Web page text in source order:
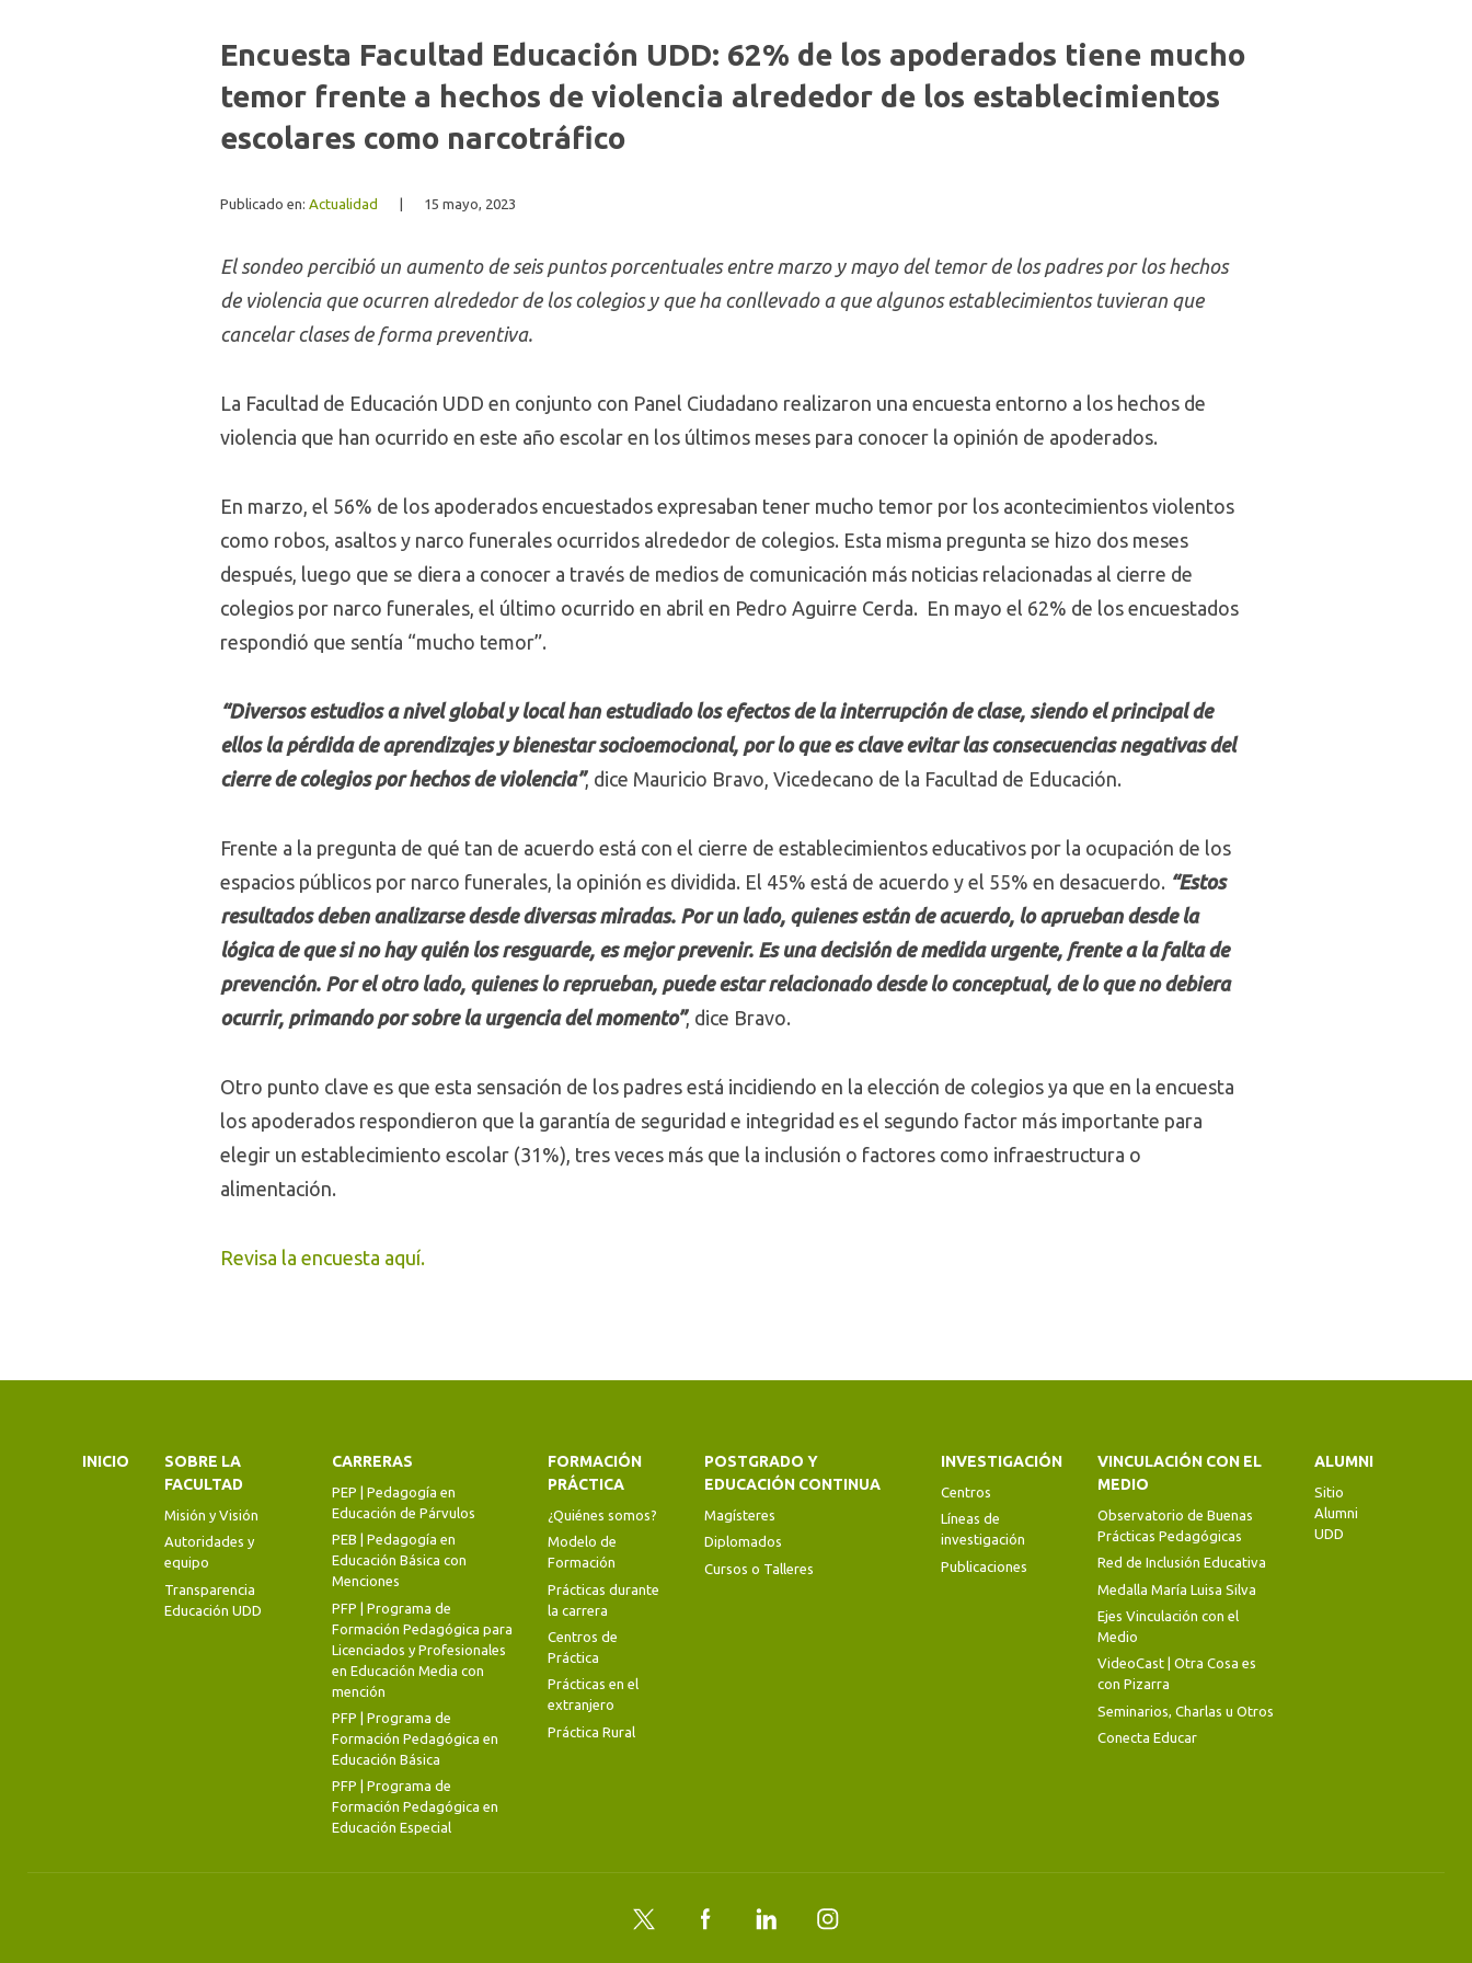
Encuesta Facultad Educación UDD: 62% de los apoderados tiene mucho
temor frente a hechos de violencia alrededor de los establecimientos
escolares como narcotráfico
Publicado en: Actualidad 15 mayo, 2023
El sondeo percibió un aumento de seis puntos porcentuales entre marzo y mayo del temor de los padres por los hechos
de violencia que ocurren alrededor de los colegios y que ha conllevado a que algunos establecimientos tuvieran que
cancelar clases de forma preventiva.
La Facultad de Educación UDD en conjunto con Panel Ciudadano realizaron una encuesta entorno a los hechos de
violencia que han ocurrido en este año escolar en los últimos meses para conocer la opinión de apoderados.
En marzo, el 56% de los apoderados encuestados expresaban tener mucho temor por los acontecimientos violentos
como robos, asaltos y narco funerales ocurridos alrededor de colegios. Esta misma pregunta se hizo dos meses
después, luego que se diera a conocer a través de medios de comunicación más noticias relacionadas al cierre de
colegios por narco funerales, el último ocurrido en abril en Pedro Aguirre Cerda. En mayo el 62% de los encuestados
respondió que sentía “mucho temor”.
“Diversos estudios a nivel global y local han estudiado los efectos de la interrupción de clase, siendo el principal de
ellos la pérdida de aprendizajes y bienestar socioemocional, por lo que es clave evitar las consecuencias negativas del
cierre de colegios por hechos de violencia”, dice Mauricio Bravo, Vicedecano de la Facultad de Educación.
Frente a la pregunta de qué tan de acuerdo está con el cierre de establecimientos educativos por la ocupación de los
espacios públicos por narco funerales, la opinión es dividida. El 45% está de acuerdo y el 55% en desacuerdo. “Estos
resultados deben analizarse desde diversas miradas. Por un lado, quienes están de acuerdo, lo aprueban desde la
lógica de que si no hay quién los resguarde, es mejor prevenir. Es una decisión de medida urgente, frente a la falta de
prevención. Por el otro lado, quienes lo reprueban, puede estar relacionado desde lo conceptual, de lo que no debiera
ocurrir, primando por sobre la urgencia del momento”, dice Bravo.
Otro punto clave es que esta sensación de los padres está incidiendo en la elección de colegios ya que en la encuesta
los apoderados respondieron que la garantía de seguridad e integridad es el segundo factor más importante para
elegir un establecimiento escolar (31%), tres veces más que la inclusión o factores como infraestructura o
alimentación.
Revisa la encuesta aquí.
INICIO
SOBRE LA
FACULTAD
Misión y Visión
Autoridades y
equipo
Transparencia
Educación UDD
CARRERAS
PEP | Pedagogía en
Educación de Párvulos
PEB | Pedagogía en
Educación Básica con
Menciones
PFP | Programa de
Formación Pedagógica para
Licenciados y Profesionales
en Educación Media con
mención
PFP | Programa de
Formación Pedagógica en
Educación Básica
PFP | Programa de
Formación Pedagógica en
Educación Especial
FORMACIÓN
PRÁCTICA
¿Quiénes somos?
Modelo de
Formación
Prácticas durante
la carrera
Centros de
Práctica
Prácticas en el
extranjero
Práctica Rural
POSTGRADO Y
EDUCACIÓN CONTINUA
Magísteres
Diplomados
Cursos o Talleres
INVESTIGACIÓN
Centros
Líneas de
investigación
Publicaciones
VINCULACIÓN CON EL
MEDIO
Observatorio de Buenas
Prácticas Pedagógicas
Red de Inclusión Educativa
Medalla María Luisa Silva
Ejes Vinculación con el
Medio
VideoCast | Otra Cosa es
con Pizarra
Seminarios, Charlas u Otros
Conecta Educar
ALUMNI
Sitio
Alumni
UDD
Twitter FacebookLinkedInInstagram